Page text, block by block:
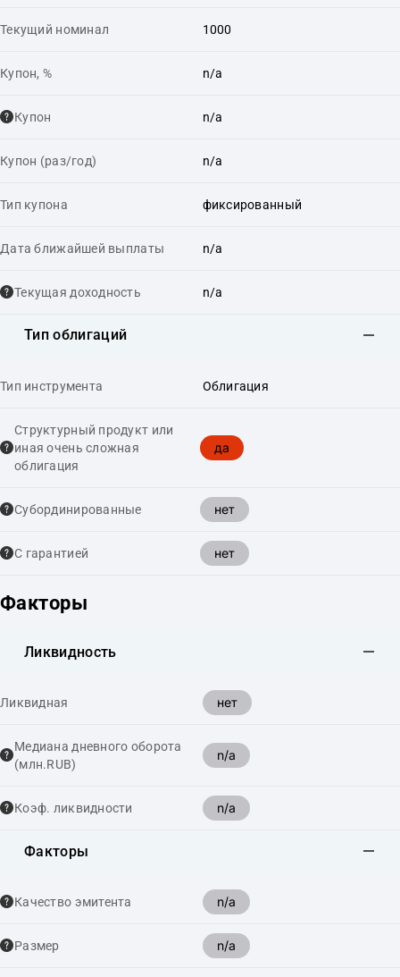
Текущий номинал 1000
Купон, % n/a
Купон n/a
Купон (раз/год) n/a
Тип купона фиксированный
Дата ближайшей выплаты n/a
Текущая доходность n/a
Тип облигаций
Тип инструмента Облигация
Структурный продукт или
иная очень сложная
облигация
да
Cубординированные нет
С гарантией нет
Факторы
Ликвидность
Ликвидная нет
Медиана дневного оборота
(млн.RUB)
n/a
Коэф. ликвидности n/a
Факторы
Качество эмитента n/a
Размер n/a